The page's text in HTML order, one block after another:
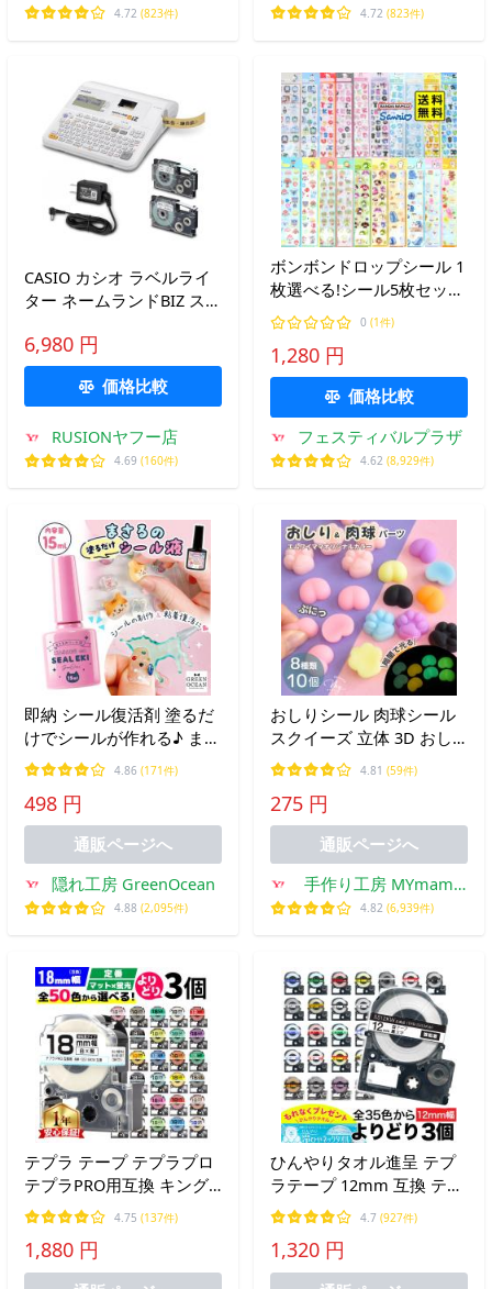
4.72 (823件) 4.72 (823件)
CASIO カシオ ラベルライ
ター ネームランドBIZ スタ
ープ付セット KL-TM7
3.5mm-24mm幅
6,980 円
価格比較
RUSIONヤフー店
4.69 (160件)
ボンボンドロップシール 1
枚選べる!シール5枚セット
【正規品】 サンスター文
具 景品 おもちゃ お祭り
縁日 送料無料 ポスト投函
縁日 景品 問屋 お祭り 子
0 (1件)
1,280 円
価格比較
フェスティバルプラザ
4.62 (8,929件)
即納 シール復活剤 塗るだ
けでシールが作れる♪ まさ
るのシール液 15ml シール
用 のり 接着剤 粘着 簡単
手作り クラフト ハンドメ
イド GreenOceanオリジナ
4.86 (171件)
498 円
通販ページへ
隠れ工房 GreenOcean
4.88 (2,095件)
おしりシール 肉球シール
スクイーズ 立体 3D おし
り 肉球 ぷにぷに 蓄光 カ
ラフル ■ シール帳 手帳 グ
ミ シール交換 もちもち ■
s5s
4.81 (59件)
275 円
通販ページへ
手作り工房 MYmama
ヤフー店
4.82 (6,939件)
テプラ テープ テプラプロ
テプラPRO用互換 キング
ジム対応 18mm(テープ幅)
カラー自由選択 3個 色が
選べる 互換テープ フリー
チョイス テプラテープ
4.75 (137件)
1,880 円
ひんやりタオル進呈 テプ
ラテープ 12mm 互換 テー
プ テプラプロ テプラ PRO
フリーチョイス 強粘着 カ
ラーラベル 全35色 色が選
べる3個セット キングジム
4.7 (927件)
1,320 円